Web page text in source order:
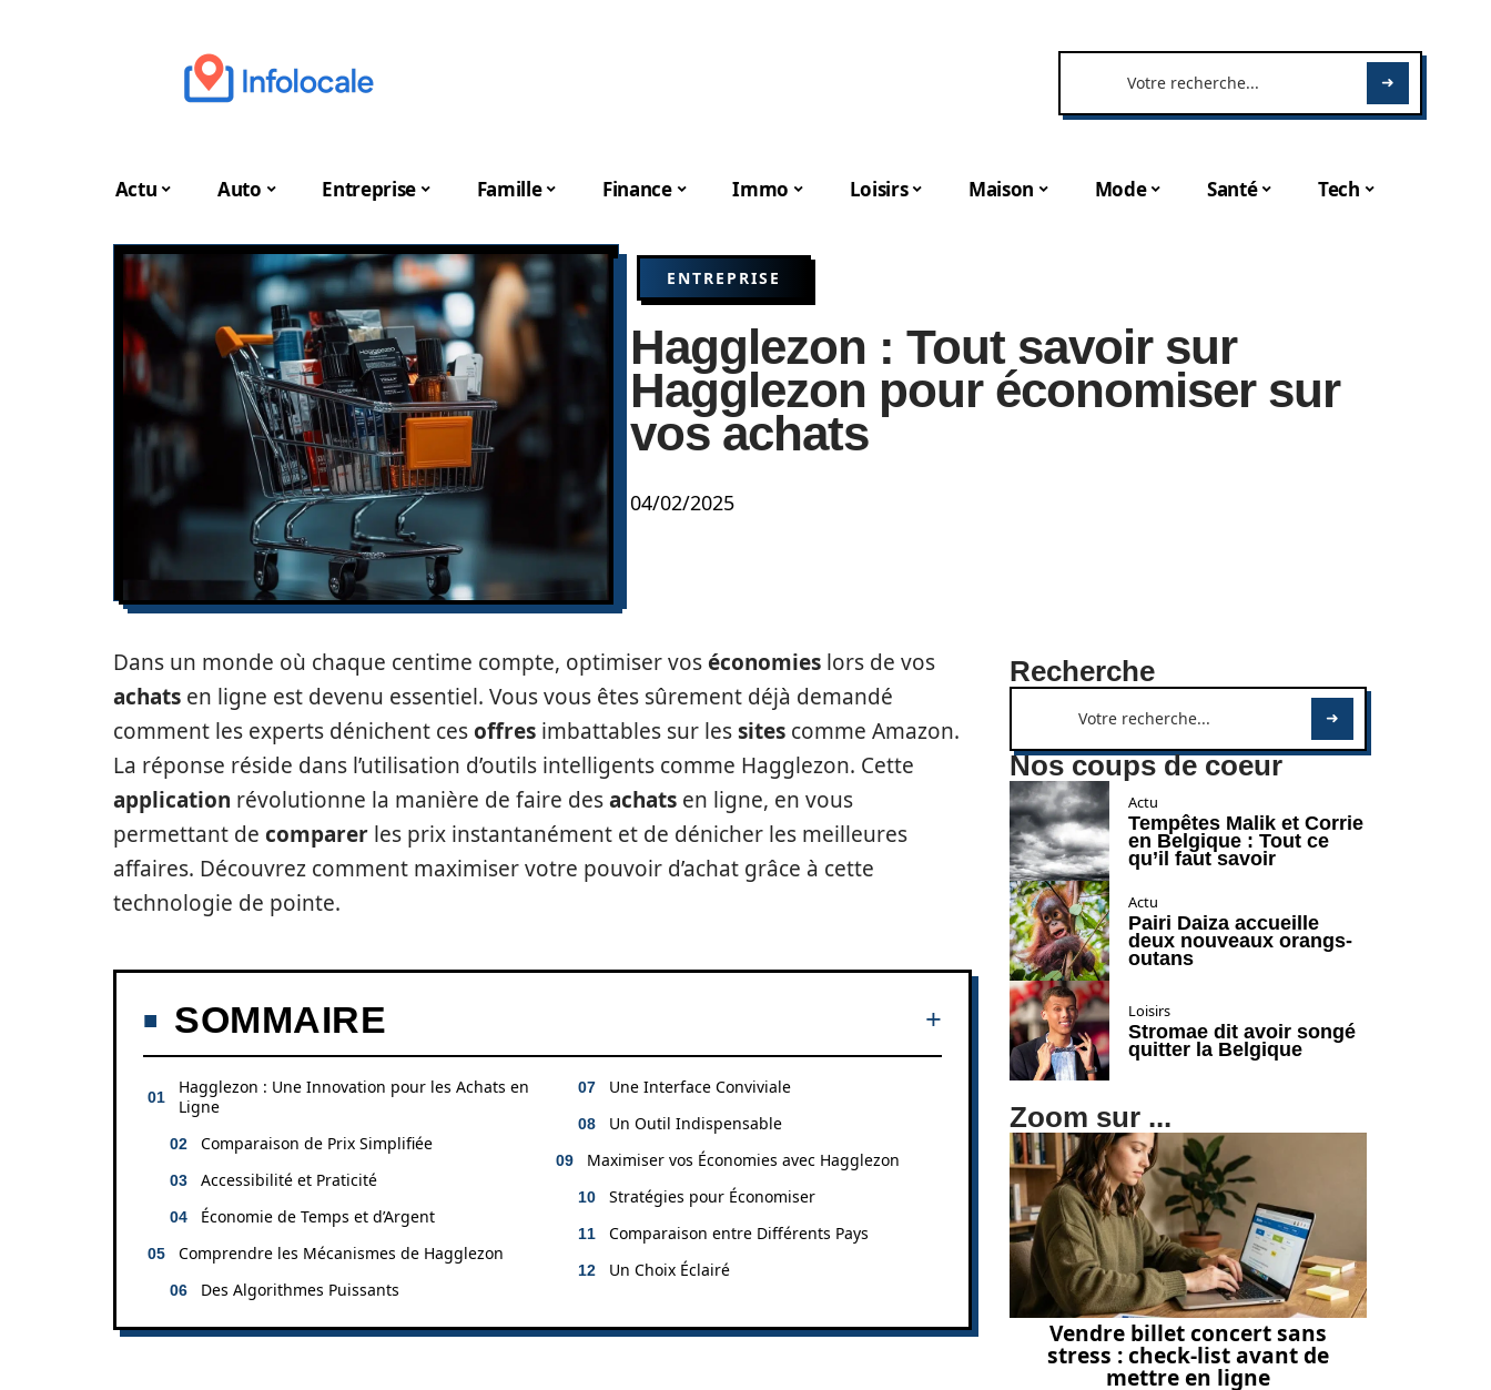
Actu Auto Entreprise Famille Finance Immo Loisirs Maison Mode Santé Tech
ENTREPRISE
Hagglezon : Tout savoir sur
Hagglezon pour économiser sur
vos achats
04/02/2025
Dans un monde où chaque centime compte, optimiser voséconomies lors de vos
achats en ligne est devenu essentiel. Vous vous êtes sûrement déjà demandé
comment les experts dénichent cesoffres imbattables sur lessites comme Amazon.
La réponse réside dans l’utilisation d’outils intelligents comme Hagglezon. Cette
application révolutionne la manière de faire desachats en ligne, en vous
permettant de comparer les prix instantanément et de dénicher les meilleures
affaires. Découvrez comment maximiser votre pouvoir d’achat grâce à cette
technologie de pointe.
SOMMAIRE
Hagglezon : Une Innovation pour les Achats en
Ligne
Comparaison de Prix Simplifiée
Accessibilité et Praticité
Économie de Temps et d’Argent
Comprendre les Mécanismes de Hagglezon
Des Algorithmes Puissants
Une Interface Conviviale
Un Outil Indispensable
Maximiser vos Économies avec Hagglezon
Stratégies pour Économiser
Comparaison entre Différents Pays
Un Choix Éclairé
Recherche
Nos coups de coeur
Actu
Tempêtes Malik et Corrie
en Belgique : Tout ce
qu’il faut savoir
Actu
Pairi Daiza accueille
deux nouveaux orangs-
outans
Loisirs
Stromae dit avoir songé
quitter la Belgique
Zoom sur ...
Vendre billet concert sans
stress : check-list avant de
mettre en ligne